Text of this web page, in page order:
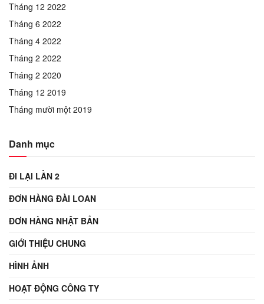
Tháng 12 2022
Tháng 6 2022
Tháng 4 2022
Tháng 2 2022
Tháng 2 2020
Tháng 12 2019
Tháng mười một 2019
Danh mục
ĐI LẠI LẦN 2
ĐƠN HÀNG ĐÀI LOAN
ĐƠN HÀNG NHẬT BẢN
GIỚI THIỆU CHUNG
HÌNH ẢNH
HOẠT ĐỘNG CÔNG TY